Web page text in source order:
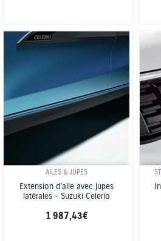
AILES & JUPES
Extension d'aile avec jupes
latérales - Suzuki Celerio
1 987,43 €